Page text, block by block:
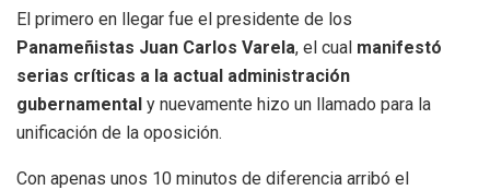
El primero en llegar fue el presidente de los
Panameñistas Juan Carlos Varela, el cual manifestó
serias críticas a la actual administración
gubernamental y nuevamente hizo un llamado para la
unificación de la oposición.
Con apenas unos 10 minutos de diferencia arribó el